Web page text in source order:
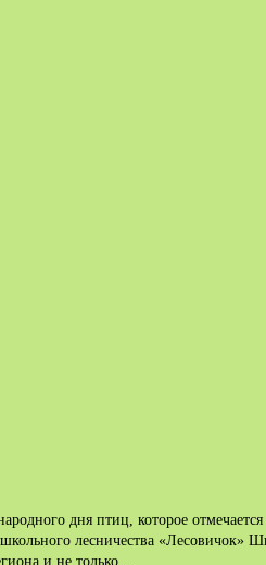
дня птиц, которое
лесничества «Лесовичок»
и не только…